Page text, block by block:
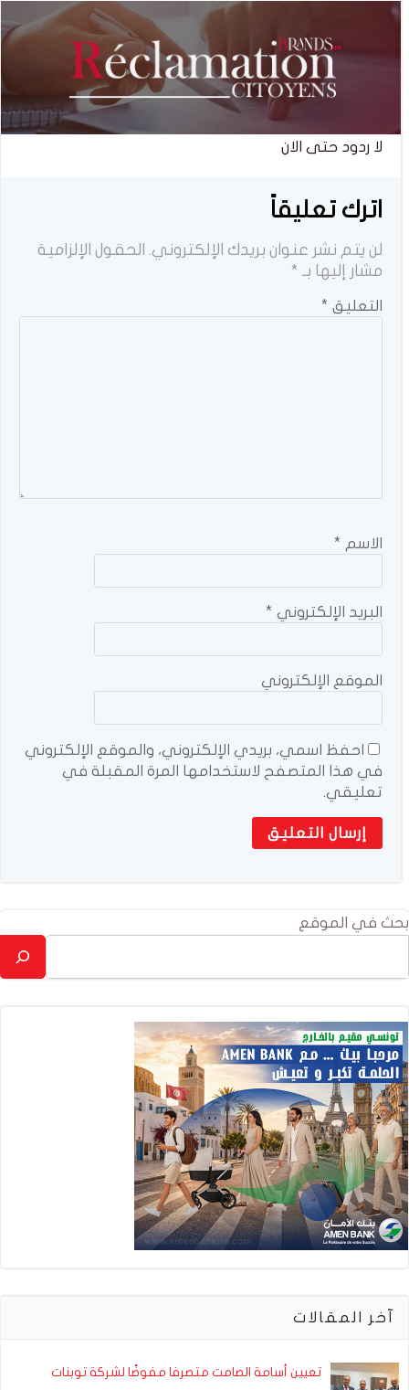
لا ردود حتى الان
اترك تعليقاً
لن يتم نشر عنوان بريدك الإلكتروني. الحقول الإلزامية
مشار إليها بـ *
التعليق *
الاسم *
البريد الإلكتروني *
الموقع الإلكتروني
احفظ اسمي، بريدي الإلكتروني، والموقع الإلكتروني
في هذا المتصفح لاستخدامها المرة المقبلة في
تعليقي.
بحث في الموقع
آخر المقالات
تعيين أسامة الصامت متصرفا مفوضًا لشركة توبنات